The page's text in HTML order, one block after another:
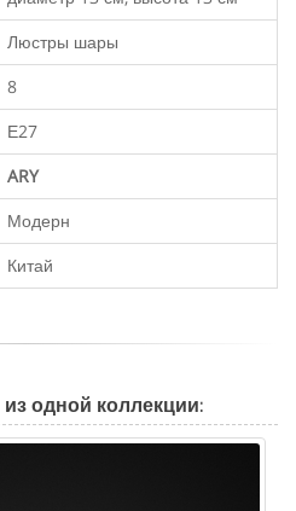
Люстры шары
8
Е27
ARY
Модерн
Китай
из одной коллекции: